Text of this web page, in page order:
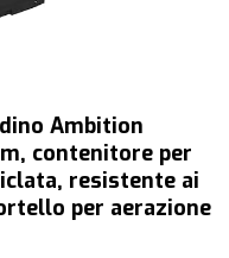
Ambition
contenitore per
resistente ai
per aerazione